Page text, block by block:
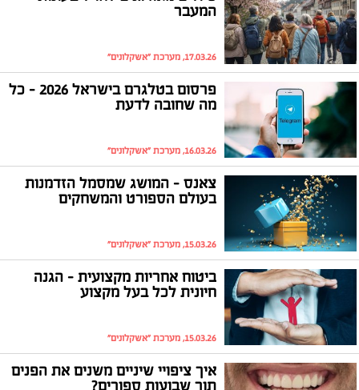
המעבר
17.03.26, מערכת "אשקלונים"
פרסום בטלגרם בישראל 2026 - כל
מה שחובה לדעת
16.03.26, מערכת "אשקלונים"
צאנס – המושג שמסמל הזדמנות
בעולם הספורט והמשחקים
15.03.26, מערכת "אשקלונים"
ביטוח אחריות מקצועית – הגנה
חיונית לכל בעל מקצוע
15.03.26, מערכת "אשקלונים"
איך ציפויי שיניים משנים את הפנים
תוך שבועות ספורים?